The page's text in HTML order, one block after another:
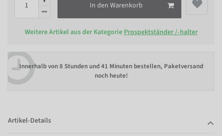
In den Warenkorb
Weitere Artikel aus der Kategorie Prospektständer /-halter
Innerhalb von8 Stunden und 41 Minuten bestellen, Paketversand
noch heute!
Artikel-Details